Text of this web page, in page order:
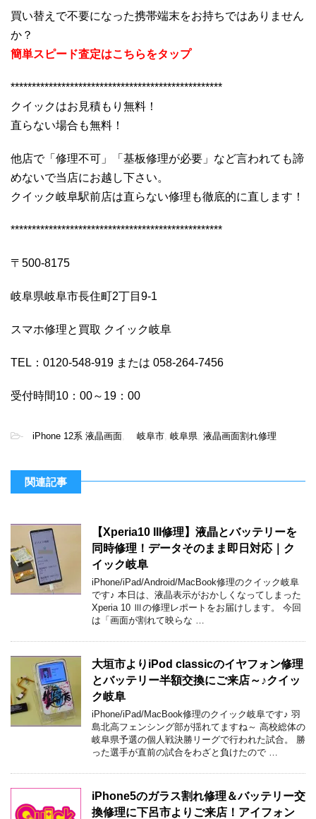
買い替えで不要になった携帯端末をお持ちではありません
か？
簡単スピード査定はこちらをタップ
**************************************************
クイックはお見積もり無料！
直らない場合も無料！
他店で「修理不可」「基板修理が必要」など言われても諦
めないで当店にお越し下さい。
クイック岐阜駅前店は直らない修理も徹底的に直します！
**************************************************
〒500-8175
岐阜県岐阜市長住町2丁目9-1
スマホ修理と買取 クイック岐阜
TEL：0120-548-919 または 058-264-7456
受付時間10：00～19：00
- iPhone 12系 液晶画面 岐阜市 岐阜県 液晶画面割れ修理
関連記事
【Xperia10 III修理】液晶とバッテリーを
同時修理！データそのまま即日対応｜ク
イック岐阜
iPhone/iPad/Android/MacBook修理のクイック岐阜
です♪ 本日は、液晶表示がおかしくなってしまった
Xperia 10 Ⅲの修理レポートをお届けします。 今回
は「画面が割れて映らな …
大垣市よりiPod classicのイヤフォン修理
とバッテリー半額交換にご来店～♪クイッ
ク岐阜
iPhone/iPad/MacBook修理のクイック岐阜です♪ 羽
島北高フェンシング部が揺れてますね～ 高校総体の
岐阜県予選の個人戦決勝リーグで行われた試合。 勝
った選手が直前の試合をわざと負けたので …
iPhone5のガラス割れ修理＆バッテリー交
換修理に下呂市よりご来店！アイフォン